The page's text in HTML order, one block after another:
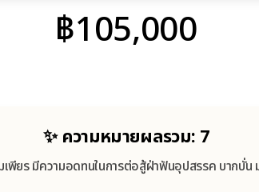
฿105,000
✨ ความหมายผลรวม: 7
พียร มีความอดทนในการต่อสู้ฝ่าฟันอุปสรรค บากบั่น